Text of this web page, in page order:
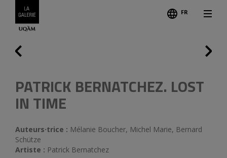
FR
PATRICK BERNATCHEZ. LOST
IN TIME
Auteurs·trice : Mélanie Boucher, Michel Marie, Bernard
Schütze
Artiste : Patrick Bernatchez